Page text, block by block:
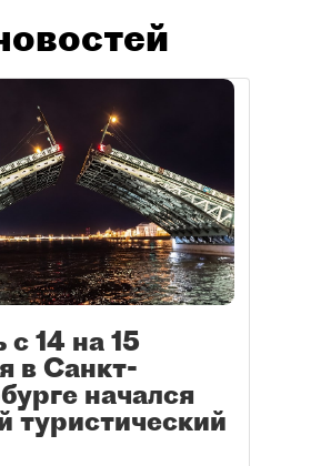
с 14 на 15
в Санкт-
начался
туристический